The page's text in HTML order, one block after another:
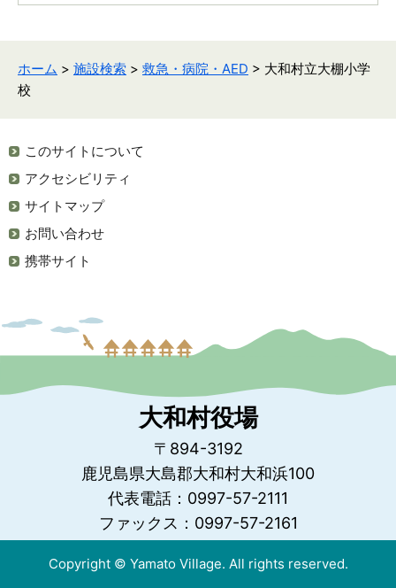
ホーム > 施設検索 > 救急・病院・AED > 大和村立大棚小学
校
このサイトについて
アクセシビリティ
サイトマップ
お問い合わせ
携帯サイト
大和村役場
〒894-3192
鹿児島県大島郡大和村大和浜100
代表電話：0997-57-2111
ファックス：0997-57-2161
Copyright © Yamato Village. All rights reserved.